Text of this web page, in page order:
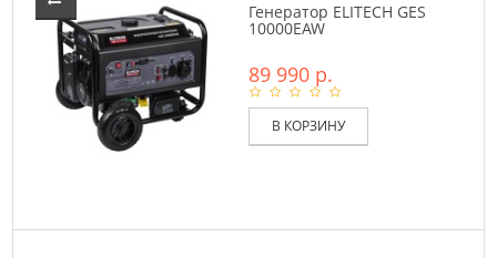
Генератор ELITECH GES
10000ЕAW
89 990 р.
В КОРЗИНУ